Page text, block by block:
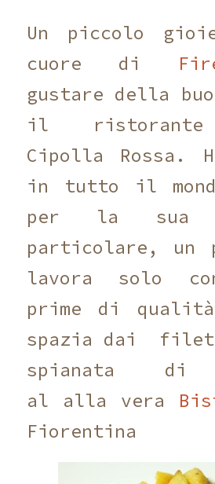
Un piccolo
cuore di
gustare della
il ristorante
Cipolla Rossa.
in tutto il
per la sua
particolare, un
lavora solo
prime di
spazia dai
spianata di
al alla vera
Fiorentina